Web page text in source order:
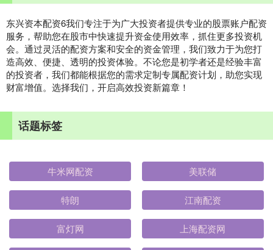
东兴资本配资6我们专注于为广大投资者提供专业的股票账户配资
服务，帮助您在股市中快速提升资金使用效率，抓住更多投资机
会。通过灵活的配资方案和安全的资金管理，我们致力于为您打
造高效、便捷、透明的投资体验。不论您是初学者还是经验丰富
的投资者，我们都能根据您的需求定制专属配资计划，助您实现
财富增值。选择我们，开启高效投资新篇章！
话题标签
牛米网配资 美联储
特朗 江南配资
富灯网 上海配资网